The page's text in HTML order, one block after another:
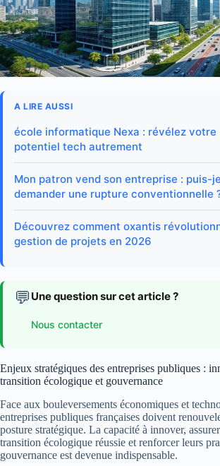
A LIRE AUSSI
école informatique Nexa : révélez votre
potentiel tech autrement
Mon patron vend son entreprise : puis-je
demander une rupture conventionnelle
Découvrez comment oxantis
gestion de projets en 2026
💬 Une question sur cet article ?
Nous contacter
Enjeux stratégiques des entreprises publiques :
transition écologique et gouvernance
Face aux bouleversements économiques et
entreprises publiques françaises doivent
posture stratégique. La capacité à innover,
transition écologique réussie et renforcer leurs
gouvernance est devenue indispensable.